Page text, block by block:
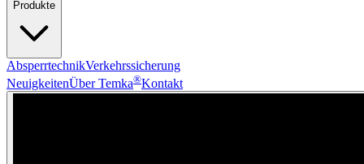
Produkte
AbsperrtechnikVerkehrssicherung
NeuigkeitenÜber Temka®Kontakt